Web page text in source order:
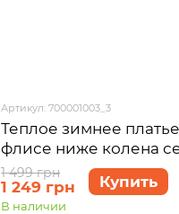
Артикул: 700001003_3
Теплое зимнее
флисе ниже колена
Рошель 700001003,
(2XL-3XL)
1 499 грн
1 249 грн Купить
В наличии